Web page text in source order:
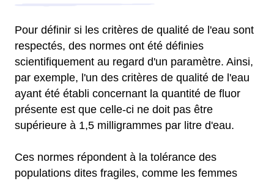
Pour définir si les critères de qualité de l'eau sont
respectés, des normes ont été définies
scientifiquement au regard d'un paramètre. Ainsi,
par exemple, l'un des critères de qualité de l'eau
ayant été établi concernant la quantité de fluor
présente est que celle-ci ne doit pas être
supérieure à 1,5 milligrammes par litre d'eau.
Ces normes répondent à la tolérance des
populations dites fragiles, comme les femmes